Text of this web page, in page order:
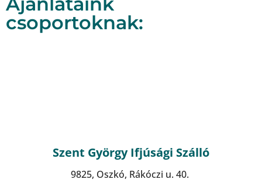
csoportoknak:
Szent György Ifjúsági Szálló
9825, Oszkó, Rákóczi u. 40.